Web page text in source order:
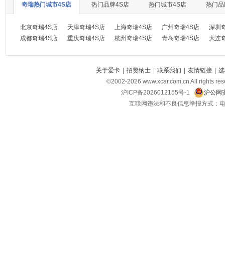
奇瑞热门城市4S店 热门品牌4S店 热门城市4S店 热门
北京奇瑞4S店 天津奇瑞4S店 上海奇瑞4S店 广州奇瑞4S店
深圳
成都奇瑞4S店
重庆奇瑞4S店 杭州奇瑞4S店 青岛奇瑞4S店 大连
关于爱卡 | 招贤纳士 | 联系我们 | 友情链接 |
©2002-2026 www.xcar.com.cn All rights
沪ICP备2026012155号-1
沪公网
互联网违法和不良信息举报方式：